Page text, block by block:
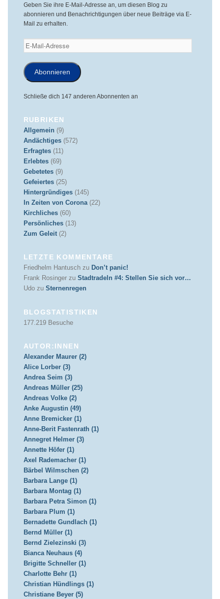
Geben Sie ihre E-Mail-Adresse an, um diesen Blog zu
abonnieren und Benachrichtigungen über neue Beiträge via E-
Mail zu erhalten.
E-
Mail-
Adresse
Abonnieren
Schließe dich 147 anderen Abonnenten an
RUBRIKEN
Allgemein (9)
Andächtiges(572)
Erfragtes(11)
Erlebtes(69)
Gebetetes(9)
Gefeiertes(25)
Hintergründiges(145)
In Zeiten von Corona(22)
Kirchliches(60)
Persönliches(13)
Zum Geleit(2)
LETZTE KOMMENTARE
Friedhelm Hantuschzu Don’t panic!
Frank Rosingerzu Stadtradeln #4: Stellen Sie sich vor…
Udozu Sternenregen
BLOGSTATISTIKEN
177.219 Besuche
AUTOR:INNEN
Alexander Maurer (2)
Alice Lorber (3)
Andrea Seim (3)
Andreas Müller (25)
Andreas Volke (2)
Anke Augustin (49)
Anne Bremicker (1)
Anne-Berit Fastenrath (1)
Annegret Helmer (3)
Annette Höfer (1)
Axel Rademacher (1)
Bärbel Wilmschen (2)
Barbara Lange (1)
Barbara Montag (1)
Barbara Petra Simon (1)
Barbara Plum (1)
Bernadette Gundlach (1)
Bernd Müller (1)
Bernd Zielezinski (3)
Bianca Neuhaus (4)
Brigitte Schneller (1)
Charlotte Behr (1)
Christian Hündlings (1)
Christiane Beyer (5)